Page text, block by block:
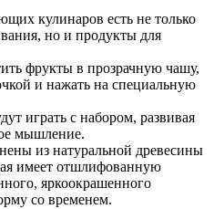
кулинаров есть не только
но и продукты для
фрукты в прозрачную чашу,
и нажать на специальную
играть с набором, развивая
мышление.
из натуральной древесины
имеет отшлифованную
яркоокрашенного
со временем.